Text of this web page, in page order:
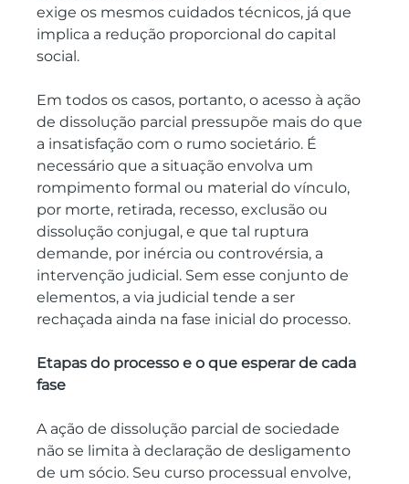
exige os mesmos cuidados técnicos, já que
implica a redução proporcional do capital
social.
Em todos os casos, portanto, o acesso à ação
de dissolução parcial pressupõe mais do que
a insatisfação com o rumo societário. É
necessário que a situação envolva um
rompimento formal ou material do vínculo,
por morte, retirada, recesso, exclusão ou
dissolução conjugal, e que tal ruptura
demande, por inércia ou controvérsia, a
intervenção judicial. Sem esse conjunto de
elementos, a via judicial tende a ser
rechaçada ainda na fase inicial do processo.
Etapas do processo e o que esperar de cada
fase
A ação de dissolução parcial de sociedade
não se limita à declaração de desligamento
de um sócio. Seu curso processual envolve,